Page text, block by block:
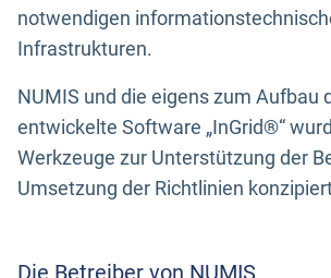
notwendigen
Infrastrukturen.
NUMIS und die eigens zum Aufbau
entwickelte Software „InGrid®“
Werkzeuge zur Unterstützung der
Umsetzung der Richtlinien
Die Betreiber von NUMIS